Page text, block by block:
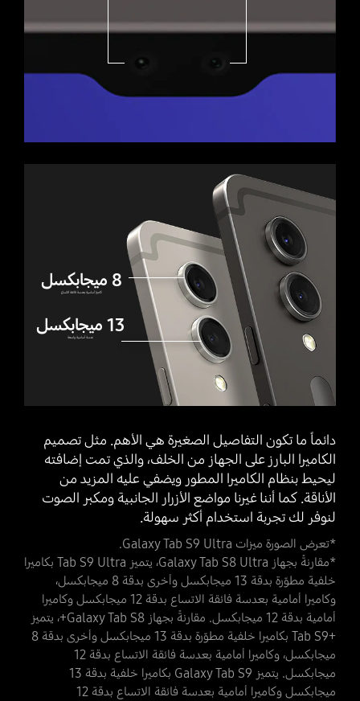
8 ميجابكسل
كاميرا أساسية بعدسة فائقة الاتساع
13 ميجابكسل
عدسة أساسية واسعة
دائماً ما تكون التفاصيل الصغيرة هي الأهم. مثل تصميم
الكاميرا البارز على الجهاز من الخلف، والذي تمت إضافته
ليحيط بنظام الكاميرا المطور ويضفي عليه المزيد من
الأناقة. كما أننا غيرنا مواضع الأزرار الجانبية ومكبر الصوت
لنوفر لك تجربة استخدام أكثر سهولة.
*تعرض الصورة ميزات ‎Galaxy Tab S9 Ultra‎.
*مقارنةً بجهاز Galaxy Tab S8 Ultra، يتميز Tab S9 Ultra بكاميرا
خلفية مطوّرة بدقة 13 ميجابكسل وأخرى بدقة 8 ميجابكسل،
وكاميرا أمامية بعدسة فائقة الاتساع بدقة 12 ميجابكسل وكاميرا
أمامية بدقة 12 ميجابكسل. مقارنةً بجهاز Galaxy Tab S8+، يتميز
‎Tab S9+‎ بكاميرا خلفية مطوّرة بدقة 13 ميجابكسل وأخرى بدقة 8
ميجابكسل، وكاميرا أمامية بعدسة فائقة الاتساع بدقة 12
ميجابكسل. يتميز Galaxy Tab S9 بكاميرا خلفية بدقة 13
ميجابكسل وكاميرا أمامية بعدسة فائقة الاتساع بدقة 12